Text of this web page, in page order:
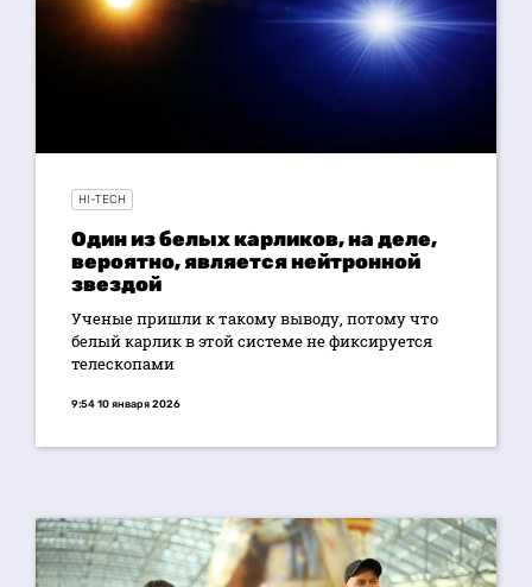
HI-TECH
Один из белых карликов, на деле,
вероятно, является нейтронной
звездой
Ученые пришли к такому выводу, потому что
белый карлик в этой системе не фиксируется
телескопами
9:54 10 января 2026